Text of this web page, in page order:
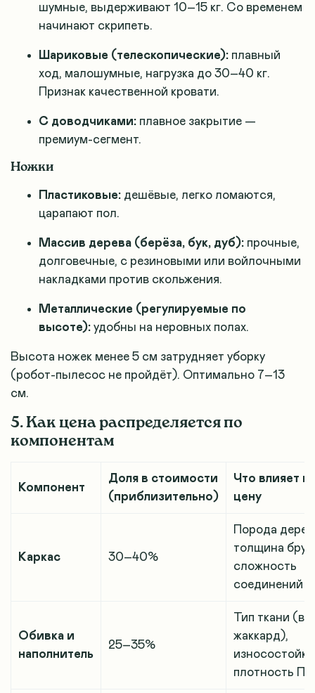
шумные, выдерживают 10–15 кг. Со временем
начинают скрипеть.
Шариковые (телескопические): плавный
ход, малошумные, нагрузка до 30–40 кг.
Признак качественной кровати.
С доводчиками: плавное закрытие —
премиум-сегмент.
Ножки
Пластиковые: дешёвые, легко ломаются,
царапают пол.
Массив дерева (берёза, бук, дуб): прочные,
долговечные, с резиновыми или войлочными
накладками против скольжения.
Металлические (регулируемые по
высоте): удобны на неровных полах.
Высота ножек менее 5 см затрудняет уборку
(робот-пылесос не пройдёт). Оптимально 7–13
см.
5. Как цена распределяется по
компонентам
Компонент
Доля в стоимости
(приблизительно)
Что влияет на
цену
Каркас 30–40%
Порода
толщина
сложность
соединений
Обивка и
наполнитель
25–35%
Тип ткани
жаккард),
плотность